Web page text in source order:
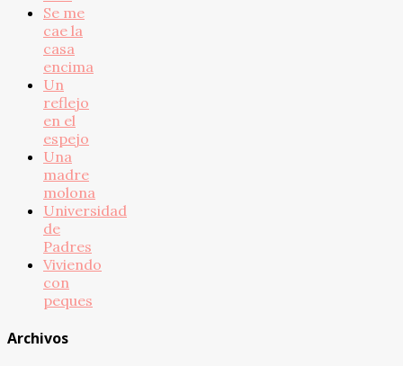
Se me
cae la
casa
encima
Un
reflejo
en el
espejo
Una
madre
molona
Universidad
de
Padres
Viviendo
con
peques
Archivos